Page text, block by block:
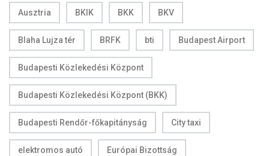
Ausztria BKIK BKK BKV
Blaha Lujza tér BRFK bti Budapest Airport
Budapesti Közlekedési Központ
Budapesti Közlekedési Központ (BKK)
Budapesti Rendőr-főkapitányság City taxi
elektromos autó Európai Bizottság